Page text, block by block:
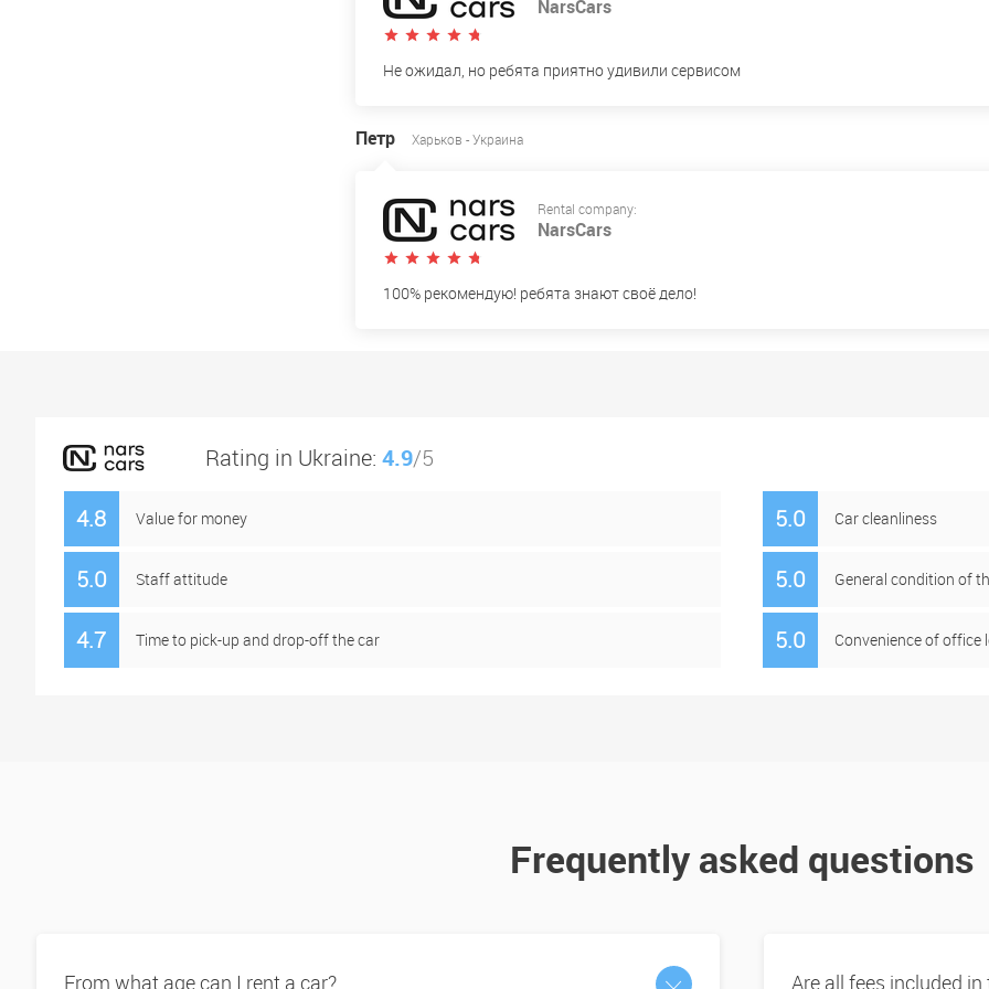
NarsCars
Не ожидал, но ребята приятно удивили сервисом
Петр Харьков - Украина
Rental company:
NarsCars
100% рекомендую! ребята знают своё дело!
Rating in Ukraine: 4.9/5
4.8 Value for money 5.0 Car cleanliness
5.0 Staff attitude 5.0 General condition of
4.7 Time to pick-up and drop-off the car 5.0 Convenience of office
Frequently asked questions
From what age can I rent a car? Are all fees included